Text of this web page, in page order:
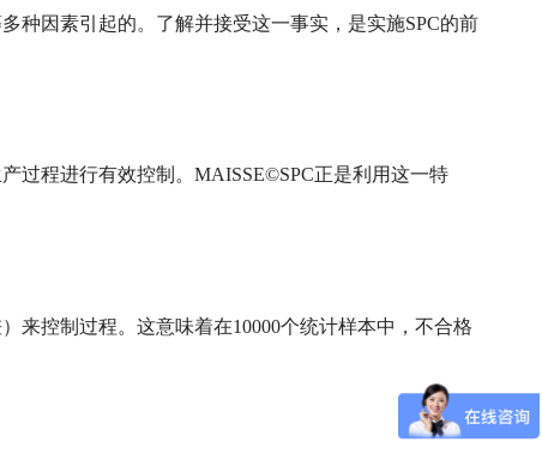
种因素引起的。了解并接受这一事实，是实施SPC的前
过程进行有效控制。MAISSE©SPC正是利用这一特
来控制过程。这意味着在10000个统计样本中，不合格